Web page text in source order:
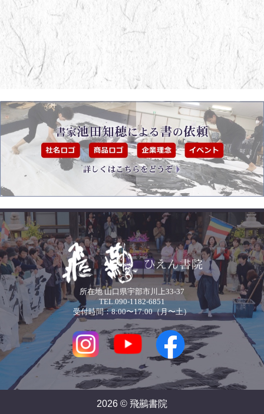
（山口県宇部市黒石北）
スコー
（山口県宇
所在地 山口県宇部市川上33-37
TEL.090-1182-6851
受付時間：8:00〜17:00（月〜土）
2026 © 飛䴏書院